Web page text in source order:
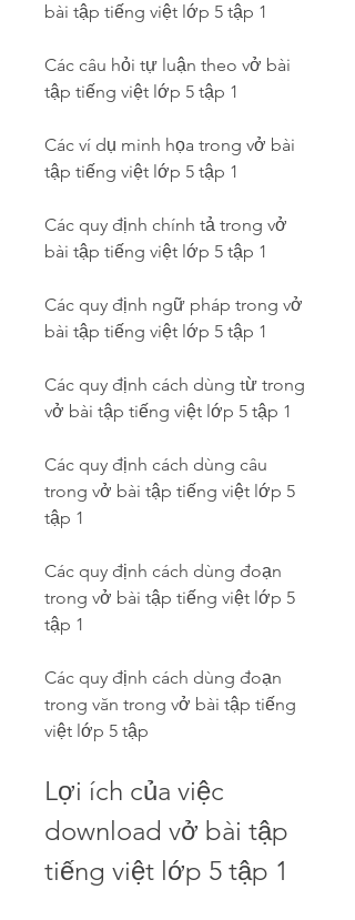
bài tập tiếng việt lớp 5 tập 1
Các câu hỏi tự luận theo vở bài
tập tiếng việt lớp 5 tập 1
Các ví dụ minh họa trong vở bài
tập tiếng việt lớp 5 tập 1
Các quy định chính tả trong vở
bài tập tiếng việt lớp 5 tập 1
Các quy định ngữ pháp trong vở
bài tập tiếng việt lớp 5 tập 1
Các quy định cách dùng từ trong
vở bài tập tiếng việt lớp 5 tập 1
Các quy định cách dùng câu
trong vở bài tập tiếng việt lớp 5
tập 1
Các quy định cách dùng đoạn
trong vở bài tập tiếng việt lớp 5
tập 1
Các quy định cách dùng đoạn
trong văn trong vở bài tập tiếng
việt lớp 5 tập
Lợi ích của việc
download vở bài tập
tiếng việt lớp 5 tập 1